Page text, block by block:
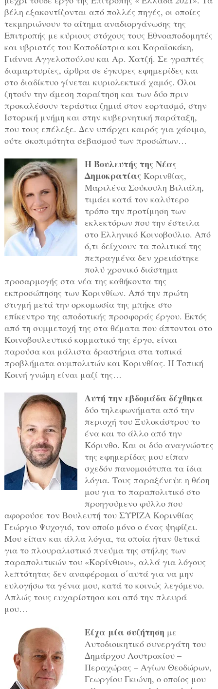
βέλη εξακοντίζονται από πολλές πηγές, οι οποίες
τεκμηριώνουν το αίτημα αναδιοργάνωσης της
Επιτροπής με κύριους στόχους τους Εθνοαποδομητές
και υβριστές του Καποδίστρια και Καραϊσκάκη,
Γιάννα Αγγελοπούλου και Αρ. Χατζή. Σε γραπτές
διαμαρτυρίες, άρθρα σε έγκυρες εφημερίδες και
στο διαδίκτυο γίνεται κυριολεκτικά χαμός. Όλοι
ζητούν την άμεση παραίτηση και των δύο πριν
προκαλέσουν τεράστια ζημιά στον εορτασμό, στην
Ιστορική μνήμη και στην κυβερνητική παράταξη,
που τους επέλεξε. Δεν υπάρχει καιρός για χάσιμο,
ούτε σκοπιμότητα σεβασμού των προσώπων…
Η Βουλευτής της Νέας
Δημοκρατίας Κορινθίας,
Μαριλένα Σούκουλη Βιλιάλη,
τιμάει κατά τον καλύτερο
τρόπο την προτίμηση των
εκλεκτόρων που την έστειλα
στο Ελληνικό Κοινοβούλιο. Από
ό,τι δείχνουν τα πολιτικά της
πεπραγμένα δεν χρειάστηκε
πολύ χρονικό διάστημα
προσαρμογής στα νέα της καθήκοντα της
εκπροσώπησης των Κορινθίων. Από την πρώτη
στιγμή μετά την ορκομωσία της μπήκε στο
επίκεντρο της αποδοτικής προσφοράς έργου. Εκτός
από τη συμμετοχή της στα θέματα που άπτονται στο
Κοινοβουλευτικό κομματικό της έργο, είναι
παρούσα και μάλιστα δραστήρια στα τοπικά
προβλήματα συμπολιτών και Κορινθίας. Η Τοπική
Κοινή γνώμη είναι μαζί της…
Αυτή την εβδομάδα δέχθηκα
δύο τηλεφωνήματα από την
περιοχή του Ξυλοκάστρου το
ένα και το άλλο από την
Κόρινθο. Και οι δύο αναγνώστες
της εφημερίδας μου είπαν
σχεδόν πανομοιότυπα τα ίδια
λόγια. Τους παραξένεψε η θέση
μου για το παραπολιτικό στο
προηγούμενο φύλλο που
αφορούσε τον Βουλευτή του ΣΥΡΙΖΑ Κορινθίας
Γεώργιο Ψυχογιό, τον οποίο μόνο ο ένας ψηφίζει.
Μου είπαν και άλλα λόγια, τα οποία ήταν θετικά
για το πλουραλιστικό πνεύμα της στήλης των
παραπολιτικών του «Κορίνθιου», αλλά για λόγους
λεπτότητας δεν αναφέρομαι σ΄αυτά για να μην
ευλογήσω τα γένια μου, κατά το κοινώς λεγόμενο.
Απλώς τους ευχαρίστησα και από την πλευρά
μου…
Είχα μία συζήτηση με
Αυτοδιοικητικό συνεργάτη του
Δημάρχου Λουτρακίου –
Περαχώρας – Αγίων Θεοδώρων,
Γεωργίου Γκιώνη, ο οποίος μου